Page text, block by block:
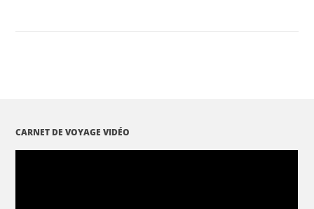
CARNET DE VOYAGE VIDÉO